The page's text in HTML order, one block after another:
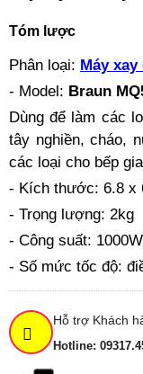
Tóm lược
Phân loại: Máy
- Model: Braun
Dùng để làm các
tây nghiền, cháo,
các loại cho bếp
- Kích thước: 6.8 x
- Trọng lượng: 2kg
- Công suất: 1000W
- Số mức tốc độ:
Hỗ trợ Khách
Hotline: